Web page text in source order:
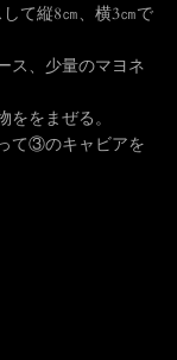
一
て縦8㎝、横3㎝で
ス、少量のマヨネ
をまぜる。
て③のキャビアを